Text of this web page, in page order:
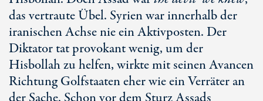
das vertraute Übel. Syrien war innerhalb der
iranischen Achse nie ein Aktivposten. Der
Diktator tat provokant wenig, um der
Hisbollah zu helfen, wirkte mit seinen Avancen
Richtung Golfstaaten eher wie ein Verräter an